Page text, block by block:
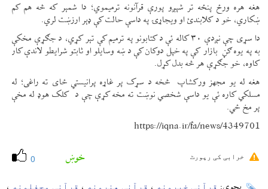
هغه هره ورځ پنځه تر شپږو پورې قرآنونه ترمیموي؛ دا شمېر که څه هم کم
ښکاري، خو د کلابندئ او ویجاړۍ په داسې حالت کې ډېر ارزښت لري.
دا سړی چې نږدې ۳۰ کاله ئې د کتابونو په ترمیم کې تېر کړي، د جګړې مخکې
به په یوه ګڼ بازار کې په خپل دوکان کې د ښه وسایلو او ثابتو شرایطو لاندې کار
کاوه، خو جګړې هر څه بدل کړل.
هغه له یو مجهز ورکشاپ څخه د سړک پر غاړه پرانیستي ځای ته راغی؛ له
مسلکي کاره ئې یو داسې شخصي نوښت ته مخه کړې چې د کلک هوډ له مخې
پر مخ ځي.
https://iqna.ir/fa/news/4349701
0 خوښ خرابی کی رپورٹ
قرآنی خبرونه قرآنی هنرونه قرآنی محفلونه